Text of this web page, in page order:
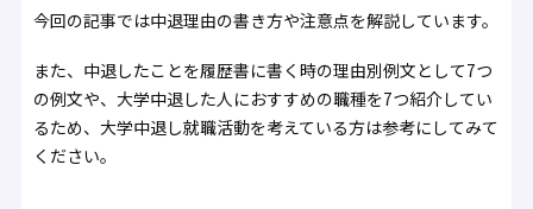
今回の記事では中退理由の書き方や注意点を解説しています。
また、中退したことを履歴書に書く時の理由別例文として7つ
の例文や、大学中退した人におすすめの職種を7つ紹介してい
るため、大学中退し就職活動を考えている方は参考にしてみて
ください。